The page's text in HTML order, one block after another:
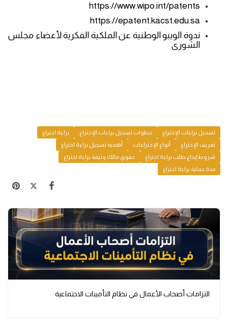
https://www.wipo.int/patents
https://epatent.kacst.edu.sa
ندوة الويبو الوطنية عن الملكية الفكرية لأعضاء مجلس
الشورى
تسجيل براءات الإختراع خطوات تسجيل براءات الإختراع
براءة اختراع
تعريف الإختراع
أنواع الإختراعات
أهمية تسجيل براءة اختراع
شروط إيداع طلب براءة اختراع
حقوق مالك وثيقة براءة اختراع
مدة حماية براءة اختراع
التزامات أصحاب الأعمال في نظام التأمينات الاجتماعية